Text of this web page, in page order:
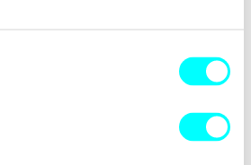
-side exception has occurred while
browser consolefor